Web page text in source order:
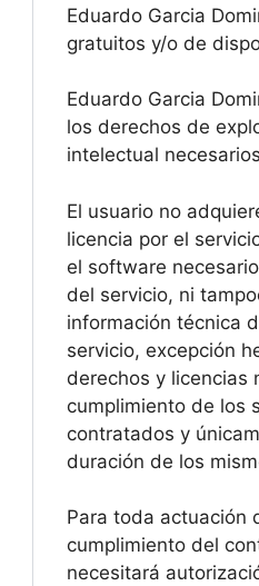
Eduardo Garcia
gratuitos y/o de
Eduardo Garcia
los derechos de
intelectual
El usuario no
licencia por el
el software
del servicio, ni
información técnica
servicio, excepción
derechos y licencias
cumplimiento de los
contratados y
duración de los
Para toda actuación
cumplimiento del
necesitará